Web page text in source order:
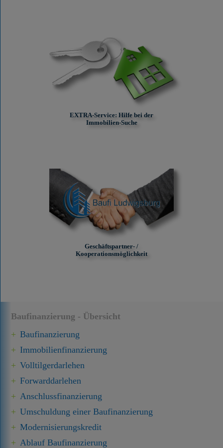
Baufinanzierung - Übersicht
Baufinanzierung
Immobilien­finanzierung
Volltilgerdarlehen
Forward­darlehen
Anschluss­finanzierung
Umschuldung einer Baufinanzierung
Modernisierungskredit
Ablauf Baufinanzierung
EXTRA-Service: Hilfe bei der
Immobilien-Suche
Geschäftspartner- /
Kooperationsmöglichkeit